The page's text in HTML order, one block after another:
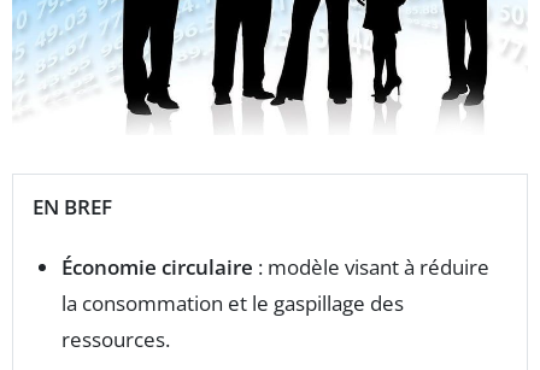
EN BREF
Économie circulaire : modèle visant à réduire
la consommation et le gaspillage des
ressources.